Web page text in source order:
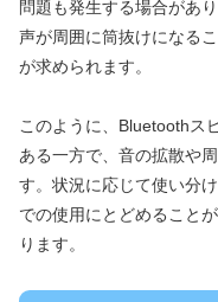
問題も発生する場合があ
声が周囲に筒抜けになる
が求められます。
このように、Bluetoothス
ある一方で、音の拡散や
す。状況に応じて使い分
での使用にとどめること
ります。